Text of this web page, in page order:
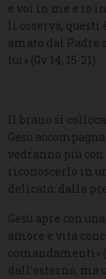
e voi in me e io
li osserva, questi
amato dal Padre
lui» (Gv 14, 15-21).
Il brano si
Gesù
vedranno più
riconoscerlo in
delicato: dalla
Gesù apre con
amore e vita
comandamenti»
dall’esterno,